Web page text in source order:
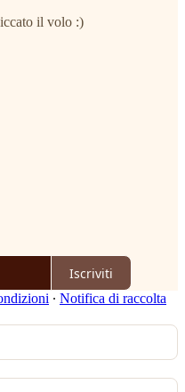
il volo :)
Iscriviti
∙ Notifica di raccolta